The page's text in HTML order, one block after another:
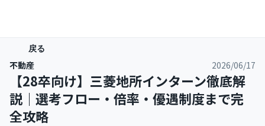
戻る
不動産 2026/06/17
【28卒向け】三菱地所インターン徹底解
説｜選考フロー・倍率・優遇制度まで完
全攻略